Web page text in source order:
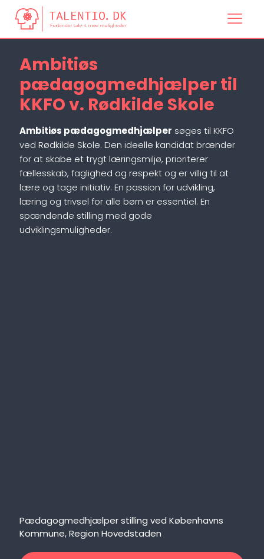
Ambitiøs
pædagogmedhjælper til
KKFO v. Rødkilde Skole
Ambitiøs pædagogmedhjælper søges til KKFO
ved Rødkilde Skole. Den ideelle kandidat brænder
for at skabe et trygt læringsmiljø, prioriterer
fællesskab, faglighed og respekt og er villig til at
lære og tage initiativ. En passion for udvikling,
læring og trivsel for alle børn er essentiel. En
spændende stilling med gode
udviklingsmuligheder.
Pædagogmedhjælper stilling ved Københavns
Kommune, Region Hovedstaden